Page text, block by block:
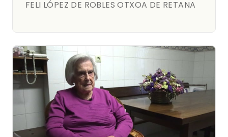
FELI LÓPEZ DE ROBLES OTXOA DE RETANA